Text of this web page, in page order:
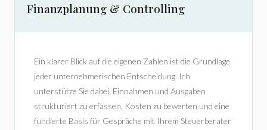
Finanzplanung & Controlling
Ein klarer Blick auf die eigenen Zahlen ist die Grundlage
jeder unternehmerischen Entscheidung. Ich
unterstütze Sie dabei, Einnahmen und Ausgaben
strukturiert zu erfassen, Kosten zu bewerten und eine
fundierte Basis für Gespräche mit Ihrem Steuerberater